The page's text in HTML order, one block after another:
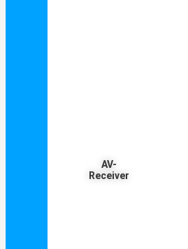
AV-
Receiver